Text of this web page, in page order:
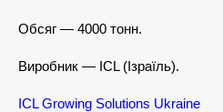
Обсяг — 4000 тонн.
Виробник — ICL (Ізраїль).
ICL Growing Solutions Ukraine